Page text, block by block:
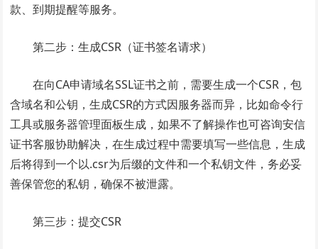
款、到期提醒等服务。
第二步：生成CSR（证书签名请求）
在向CA申请域名SSL证书之前，需要生成一个CSR，包
含域名和公钥，生成CSR的方式因服务器而异，比如命令行
工具或服务器管理面板生成，如果不了解操作也可咨询安信
证书客服协助解决，在生成过程中需要填写一些信息，生成
后将得到一个以.csr为后缀的文件和一个私钥文件，务必妥
善保管您的私钥，确保不被泄露。
第三步：提交CSR